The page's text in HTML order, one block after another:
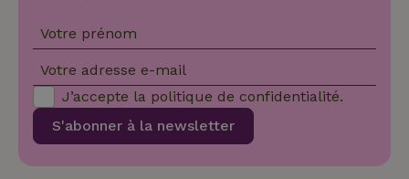
Votre prénom
Votre adresse e-mail
S'abonner à la newsletter
J’accepte la politique de confidentialité.
_nhftconstraint_search-
geo-json
www.maisonnature.fr